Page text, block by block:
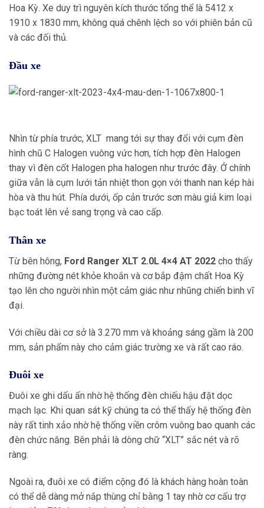
Hoa Kỳ. Xe duy trì nguyên kích thước tổng thể là 5412 x
1910 x 1830 mm, không quá chênh lệch so với phiên bản cũ
và các đối thủ.
Đầu xe
Nhìn từ phía trước, XLT mang tới sự thay đổi với cụm đèn
hình chũ C Halogen vuông vức hơn, tích hợp đèn Halogen
thay vì đèn cốt Halogen pha halogen như trước đây. Ở chính
giữa vẫn là cụm lưới tản nhiệt thon gọn với thanh nan kép hài
hòa và thu hút. Phía dưới, ốp cản trước sơn màu giả kim loại
bạc toát lên vẻ sang trọng và cao cấp.
Thân xe
Từ bên hông, Ford Ranger XLT 2.0L 4×4 AT 2022 cho thấy
những đường nét khỏe khoắn và cơ bắp đậm chất Hoa Kỳ
tạo lên cho người nhìn một cảm giác như nhũng chiến binh vĩ
đại.
Với chiều dài cơ sở là 3.270 mm và khoảng sáng gầm là 200
mm, sản phẩm này cho cảm giác trường xe và rất cao ráo.
Đuôi xe
Đuôi xe ghi dấu ấn nhờ hệ thống đèn chiếu hậu đặt dọc
mạch lạc. Khi quan sát kỹ chúng ta có thể thấy hệ thống đèn
này rất tinh xảo nhờ hệ thống viền crôm vuông bao quanh các
đèn chức năng. Bên phải là dòng chữ “XLT” sắc nét và rõ
ràng.
Ngoài ra, đuôi xe có điểm cộng đó là khách hàng hoàn toàn
có thể dễ dàng mở nắp thùng chỉ bằng 1 tay nhờ cơ cấu trợ